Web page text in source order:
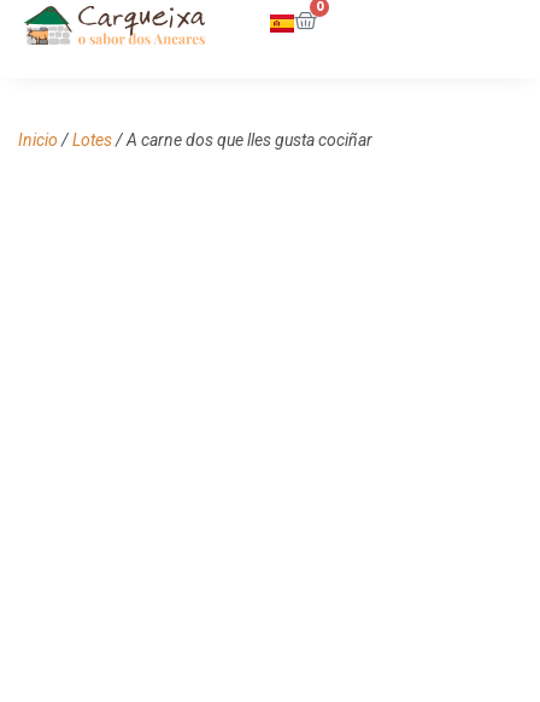
0
Inicio /Lotes/ A carne dos que lles gusta cociñar